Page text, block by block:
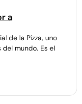
a
de la Pizza, uno
mundo. Es el